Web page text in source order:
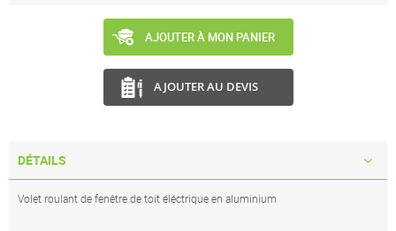
AJOUTER À MON PANIER
AJOUTER AU DEVIS
DÉTAILS
Volet roulant de fenêtre de toit éléctrique en aluminium